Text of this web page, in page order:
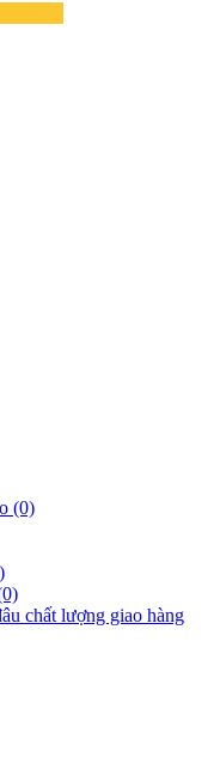
(0)
chất lượng giao hàng